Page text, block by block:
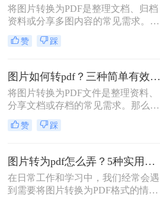
进行高质量的打印。面对图片转PDF
后模糊/不清晰怎么办这一难题，很多
将图片转换为PDF是整理文档、归档
资料或分享多图内容的常见需求。那
么图片怎么转pdf呢？本文系统梳理5
类主流方法，助你快速实现图片转
赞 踩
图片如何转pdf？三种简单有效的方法分享！
将图片转换为PDF文件是整理资料、
分享文档或存档的常见需求。那么图
片如何转pdf呢？本文将介绍三种简单
有效的方法，助您快速完成转换。
赞 踩
图片转为pdf怎么弄？5种实用转换方法详解！
在日常工作和学习中，我们经常会遇
到需要将图片转换为PDF格式的情